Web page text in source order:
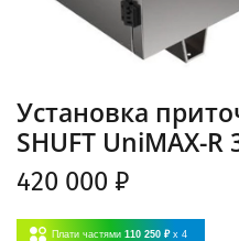
Установка
SHUFT UniMAX-R
420 000 ₽
Плати частями 110 250 ₽ x 4